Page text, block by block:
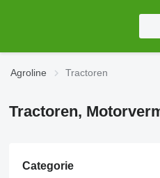
Agroline Tractoren
Tractoren,
Categorie